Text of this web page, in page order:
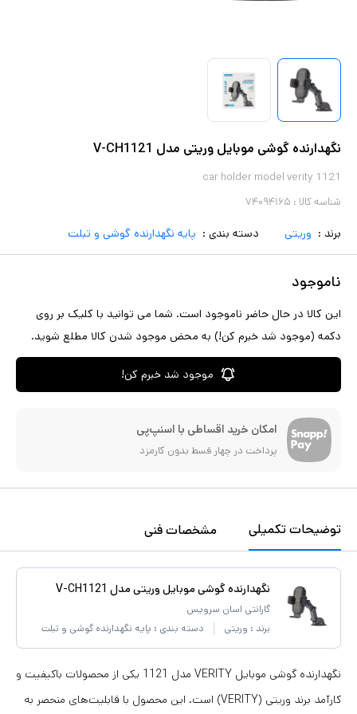
نگهدارنده گوشی موبایل وریتی مدل V-CH1121
car holder model verity 1121
شناسه کالا : ۷۴۰۹۴۱۶۵
برند : وریتی دسته بندی : پایه نگهدارنده گوشی و تبلت
ناموجود
این کالا در حال حاضر ناموجود است. شما می توانید با کلیک بر روی
دکمه (موجود شد خبرم کن!) به محض موجود شدن کالا مطلع شوید.
موجود شد خبرم کن!
امکان خرید اقساطی با اسنپ‌پی
پرداخت در چهار قسط بدون کارمزد
توضیحات تکمیلی مشخصات فنی
نگهدارنده گوشی موبایل وریتی مدل V-CH1121
گارانتی اسان سرویس
برند : وریتی دسته بندی : پایه نگهدارنده گوشی و تبلت
نگهدارنده گوشی موبایل VERITY مدل 1121 یکی از محصولات باکیفیت و
کارآمد برند وریتی (VERITY) است. این محصول با قابلیت‌های منحصر به